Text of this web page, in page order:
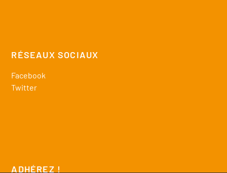
RÉSEAUX SOCIAUX
Facebook
Twitter
ADHÉREZ !